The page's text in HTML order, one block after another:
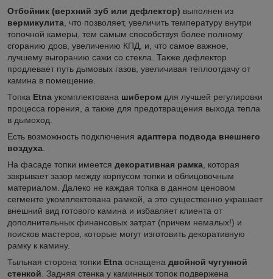
Отбойник (верхний зуб или дефлектор) выполнен из
вермикулита , что позволяет, увеличить температуру внутри
топочной камеры, тем самым способствуя более полному
сгоранию дров, увеличению КПД, и, что самое важное,
лучшему выгоранию сажи со стекла. Также дефлектор
продлевает путь дымовых газов, увеличивая теплоотдачу от
камина в помещение.
Топка Etna укомплектована шибером для лучшей регулировки
процесса горения, а также для предотвращения выхода тепла
в дымоход.
Есть возможность подключения адаптера подвода внешнего
воздуха
На фасаде топки имеется декоративная рамка , которая
закрывает зазор между корпусом топки и облицовочным
материалом. Далеко не каждая топка в данном ценовом
сегменте укомплектована рамкой, а это существенно украшает
внешний вид готового камина и избавляет клиента от
дополнительных финансовых затрат (причем немалых!) и
поисков мастеров, которые могут изготовить декоративную
рамку к камину.
Тыльная сторона топки Etna оснащена двойной чугунной
стенкой . Задняя стенка у каминных топок подвержена